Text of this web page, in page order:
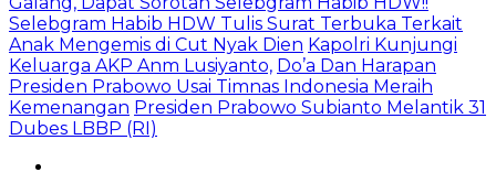
Selebgram Habib HDW Tulis Surat Terbuka Terkait
Anak Mengemis di Cut Nyak Dien Kapolri Kunjungi
Keluarga AKP Anm Lusiyanto, Do’a Dan Harapan
Presiden Prabowo Usai Timnas Indonesia Meraih
Kemenangan Presiden Prabowo Subianto Melantik 31
Dubes LBBP (RI)